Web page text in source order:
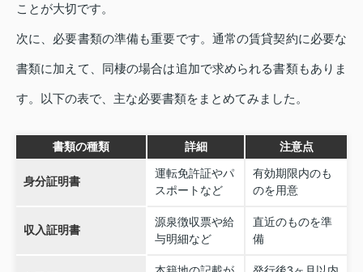
ことが大切です。
次に、必要書類の準備も重要です。通常の賃貸契約に必要な
書類に加えて、同棲の場合は追加で求められる書類もありま
す。以下の表で、主な必要書類をまとめてみました。
書類の種類 詳細 注意点
身分証明書
運転免許証やパ
スポートなど
有効期限内のも
のを用意
収入証明書
源泉徴収票や給
与明細など
直近のものを準
備